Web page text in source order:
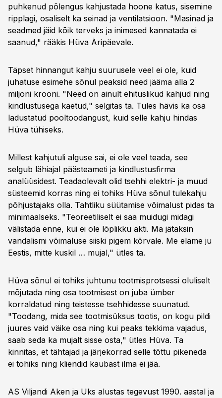
puhkenud põlengus kahjustada hoone katus, sisemine
ripplagi, osaliselt ka seinad ja ventilatsioon. "Masinad ja
seadmed jäid kõik terveks ja inimesed kannatada ei
saanud," rääkis Hüva Äripäevale.
Täpset hinnangut kahju suurusele veel ei ole, kuid
juhatuse esimehe sõnul peaksid need jääma alla 2
miljoni krooni. "Need on ainult ehituslikud kahjud ning
kindlustusega kaetud," selgitas ta. Tules hävis ka osa
ladustatud pooltoodangust, kuid selle kahju hindas
Hüva tühiseks.
Millest kahjutuli alguse sai, ei ole veel teada, see
selgub lähiajal päästeameti ja kindlustusfirma
analüüsidest. Teadaolevalt olid tsehhi elektri- ja muud
süsteemid korras ning ei tohiks Hüva sõnul tulekahju
põhjustajaks olla. Tahtliku süütamise võimalust pidas ta
minimaalseks. "Teoreetiliselt ei saa muidugi midagi
välistada enne, kui ei ole lõplikku akti. Ma jätaksin
vandalismi võimaluse siiski pigem kõrvale. Me elame ju
Eestis, mitte kuskil … mujal," ütles ta.
Hüva sõnul ei tohiks juhtunu tootmisprotsessi oluliselt
mõjutada ning osa tootmisest on juba ümber
korraldatud ning teistesse tsehhidesse suunatud.
"Toodang, mida see tootmisüksus tootis, on kogu pildi
juures vaid väike osa ning kui peaks tekkima vajadus,
saab seda ka mujalt sisse osta," ütles Hüva. Ta
kinnitas, et tähtajad ja järjekorrad selle tõttu pikeneda
ei tohiks ning kliendid kaubast ilma ei jää.
AS Viljandi Aken ja Uks alustas tegevust 1990. aastal ja